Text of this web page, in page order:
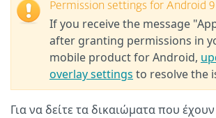
Permission settings for Android
If you receive the message
after granting permissions in
mobile product for Android,
overlay settings to resolve the
Για να δείτε τα δικαιώματα που